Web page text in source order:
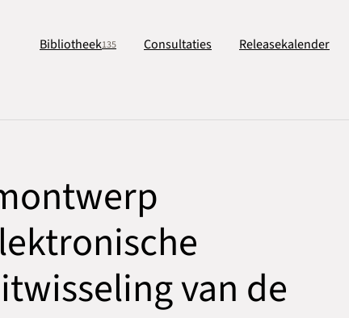
Bibliotheek135 Consultaties Releasekalender
van de